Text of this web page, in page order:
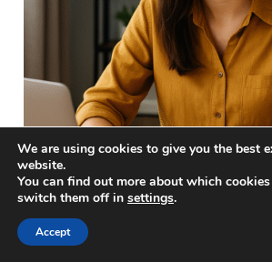
КОИ СА НОВИТЕ ПРОФЕСИИ
We are using cookies to give you the best
website.
You can find out more about which
switch them off in settings.
Accept